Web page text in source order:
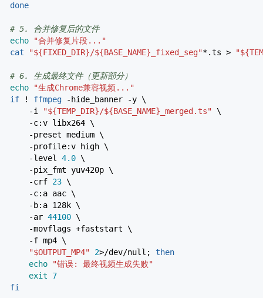
done
# 5. 合并修复后的文件
echo
"合并修复片段..."
cat
"${FIXED_DIR}/${BASE_NAME} _fixed_seg"*.ts > "
# 6. 生成最终文件（更新部分）
echo
"生成Chrome兼容视频..."
if
! ffmpeg -hide_banner -y \
-i
"${TEMP_DIR}/${BASE_NAME} _merged.ts" \
-c:v libx264 \
-preset medium \
-profile:v high \
-level 4.0 \
-pix_fmt yuv420p \
-crf 23 \
-c:a aac \
-b:a 128k \
-ar 44100 \
-movflags +faststart \
-f mp4 \
"$OUTPUT_MP4" 2>/dev/null; then
echo
"错误: 最终视频生成失败"
exit
7
fi